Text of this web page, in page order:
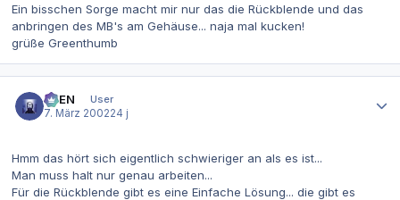
Ein bisschen Sorge macht mir nur das die Rückblende und das
anbringen des MB's am Gehäuse... naja mal kucken!
grüße Greenthumb
AVEN
User
7. März 200224 j
Hmm das hört sich eigentlich schwieriger an als es ist...
Man muss halt nur genau arbeiten...
Für die Rückblende gibt es eine Einfache Lösung... die gibt es